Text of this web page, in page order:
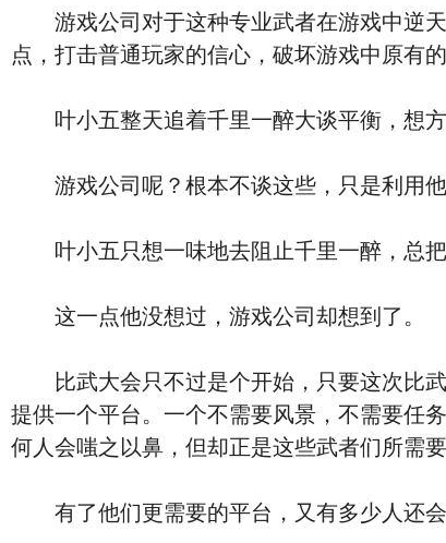
游戏公司对于这种专业武者在游戏中逆天
点，打击普通玩家的信心，破坏游戏中原有的
叶小五整天追着千里一醉大谈平衡，想方
游戏公司呢？根本不谈这些，只是利用他
叶小五只想一味地去阻止千里一醉，总把
这一点他没想过，游戏公司却想到了。
比武大会只不过是个开始，只要这次比武
提供一个平台。一个不需要风景，不需要任
何人会嗤之以鼻，但却正是这些武者们所需要
有了他们更需要的平台，又有多少人还会